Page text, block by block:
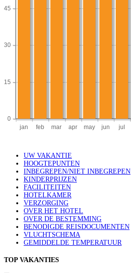
UW VAKANTIE
HOOGTEPUNTEN
INBEGREPEN/NIET INBEGREPEN
KINDERPRIJZEN
FACILITEITEN
HOTELKAMER
VERZORGING
OVER HET HOTEL
OVER DE BESTEMMING
BENODIGDE REISDOCUMENTEN
VLUCHTSCHEMA
GEMIDDELDE TEMPERATUUR
TOP VAKANTIES